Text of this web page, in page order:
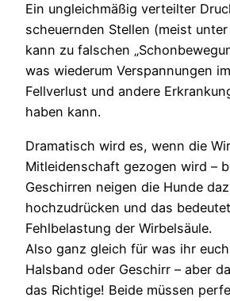
Ein ungleichmäßig verteilter
scheuernden Stellen (meist
kann zu falschen
was wiederum Verspannungen
Fellverlust und andere
haben kann.
Dramatisch wird es, wenn die
Mitleidenschaft gezogen wird –
Geschirren neigen die Hunde
hochzudrücken und das
Fehlbelastung der Wirbelsäule.
Also ganz gleich für was ihr
Halsband oder Geschirr – aber
das Richtige! Beide müssen